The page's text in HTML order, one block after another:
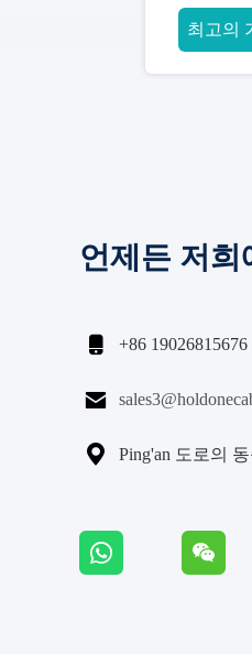
ConductorA를
최고의 가격
언제든 저희
 +86 19026815676

 Ping'an 도로의